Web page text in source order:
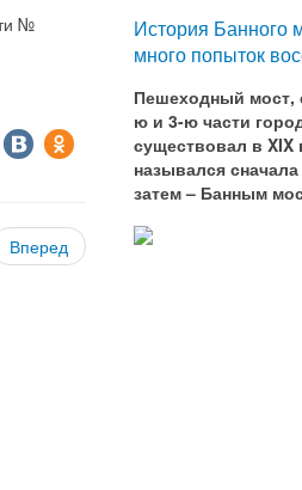
№
Вперед
История Банного
много попыток
Пешеходный мост,
ю и 3-ю части
существовал в XIX
назывался
затем – Банным